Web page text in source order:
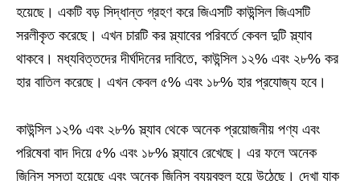
হয়েছে। একটি বড় সিদ্ধান্ত গ্রহণ করে জিএসটি কাউন্সিল জিএসটি
সরলীকৃত করেছে। এখন চারটি কর স্ল্যাবের পরিবর্তে কেবল দুটি স্ল্যাব
থাকবে। মধ্যবিত্তদের দীর্ঘদিনের দাবিতে, কাউন্সিল ১২% এবং ২৮% কর
হার বাতিল করেছে। এখন কেবল ৫% এবং ১৮% হার প্রযোজ্য হবে।
কাউন্সিল ১২% এবং ২৮% স্ল্যাব থেকে অনেক প্রয়োজনীয় পণ্য এবং
পরিষেবা বাদ দিয়ে ৫% এবং ১৮% স্ল্যাবে রেখেছে। এর ফলে অনেক
জিনিস সস্তা হয়েছে এবং অনেক জিনিস ব্যয়বহুল হয়ে উঠেছে। দেখা যাক